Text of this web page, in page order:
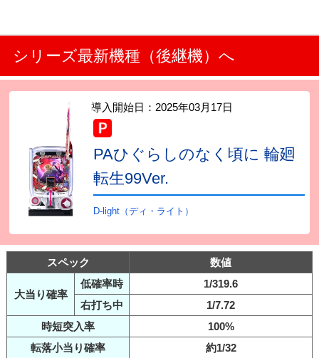
シリーズ最新機種（後継機）へ
導入開始日： 2025年03月17日
PAひぐらしのなく頃に 輪廻
転生99Ver.
D-light（ディ・ライト）
スペック 数値
大当り確率
低確率時
1/319.6
右打ち中
1/7.72
時短突入率
100%
転落小当り確率
約1/32